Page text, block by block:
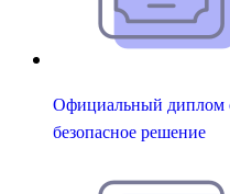
Официальный диплом
безопасное решение